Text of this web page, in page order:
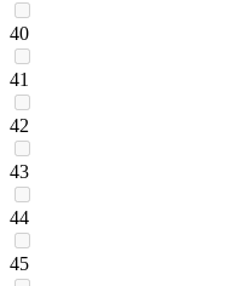
40
41
42
43
44
45